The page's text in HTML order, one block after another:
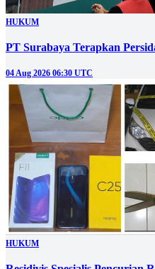
HUKUM
PT Surabaya Terapkan
04 Aug 2026 06:30 UTC
HUKUM